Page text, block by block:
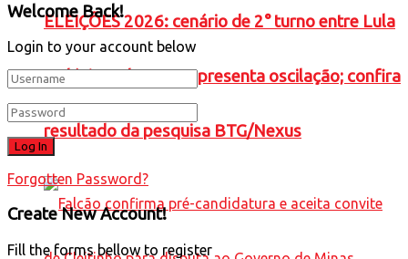
ELEIÇÕES 2026: cenário de 2° turno entre Lula
e Flávio Bolsonaro apresenta oscilação; confira
resultado da pesquisa BTG/Nexus
Welcome Back!
Login to your account below
Forgotten Password?
Create New Account!
Fill the forms bellow to register